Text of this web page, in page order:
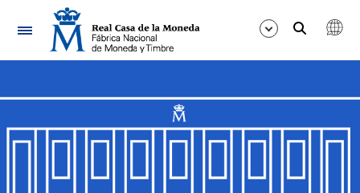
Nabigazioa
Erakutsi/Ezkutatu